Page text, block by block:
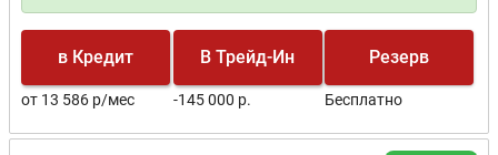
в Кредит
от 13 586 р/мес
В Трейд-Ин
-145 000 р.
Резерв
Бесплатно